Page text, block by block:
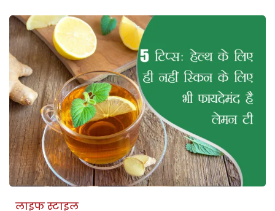
लाइफ स्टाइल